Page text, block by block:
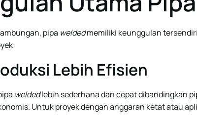
pipa weldedmemiliki keunggulan
Lebih Efisien
weldedlebih sederhana dan cepat dibandingkan
Untuk proyek dengan anggaran ketat atau